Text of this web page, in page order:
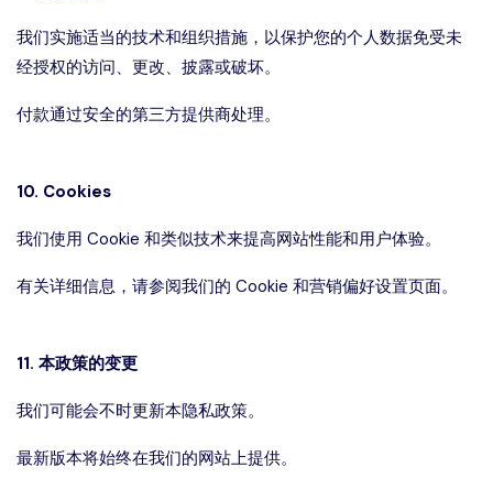
我们实施适当的技术和组织措施，以保护您的个人数据免受未
经授权的访问、更改、披露或破坏。
付款通过安全的第三方提供商处理。
10. Cookies
我们使用 Cookie 和类似技术来提高网站性能和用户体验。
有关详细信息，请参阅我们的 Cookie 和营销偏好设置页面。
11. 本政策的变更
我们可能会不时更新本隐私政策。
最新版本将始终在我们的网站上提供。